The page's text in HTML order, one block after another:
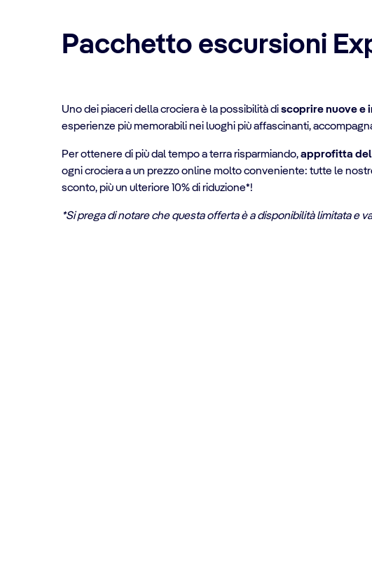
Pacchetto escursioni
Uno dei piaceri della crociera è la possibilità discoprire nuove e
esperienze più memorabili nei luoghi più affascinanti,
Per ottenere di più dal tempo a terra risparmiando,approfitta del
ogni crociera a un prezzo online molto conveniente: tutte le
sconto, più un ulteriore 10% di riduzione*!
*Si prega di notare che questa offerta è a disponibilità limitata e